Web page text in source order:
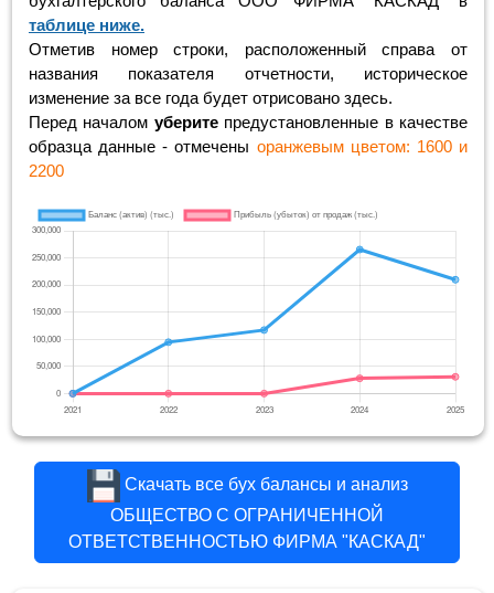
таблице ниже.
Отметив номер строки, расположенный справа от
названия показателя отчетности, историческое
изменение за все года будет отрисовано здесь.
Перед началом уберитепредустановленные в качестве
образца данные - отмечены оранжевым цветом: 1600 и
2200
Скачать все бух балансы и анализ
ОБЩЕСТВО С ОГРАНИЧЕННОЙ
ОТВЕТСТВЕННОСТЬЮ ФИРМА "КАСКАД"